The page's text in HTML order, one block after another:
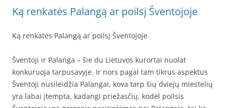
Ką renkatės Palangą ar poilsį Šventojoje
Ką renkatės Palangą ar poilsį Šventojoje
Šventoji ir Palanga – šie du Lietuvos kurortai nuolat
konkuruoja tarpusavyje. Ir nors pagal tam tikrus aspektus
Šventoji nusileidžia Palangai, kova tarp šių dviejų miestelių
yra labai įtempta, kadangi priežasčių, kodėl poilsis